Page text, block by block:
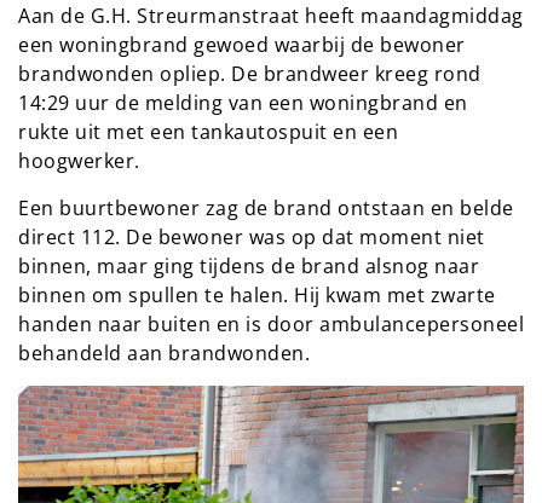
Aan de G.H. Streurmanstraat heeft maandagmiddag
een woningbrand gewoed waarbij de bewoner
brandwonden opliep. De brandweer kreeg rond
14:29 uur de melding van een woningbrand en
rukte uit met een tankautospuit en een
hoogwerker.
Een buurtbewoner zag de brand ontstaan en belde
direct 112. De bewoner was op dat moment niet
binnen, maar ging tijdens de brand alsnog naar
binnen om spullen te halen. Hij kwam met zwarte
handen naar buiten en is door ambulancepersoneel
behandeld aan brandwonden.